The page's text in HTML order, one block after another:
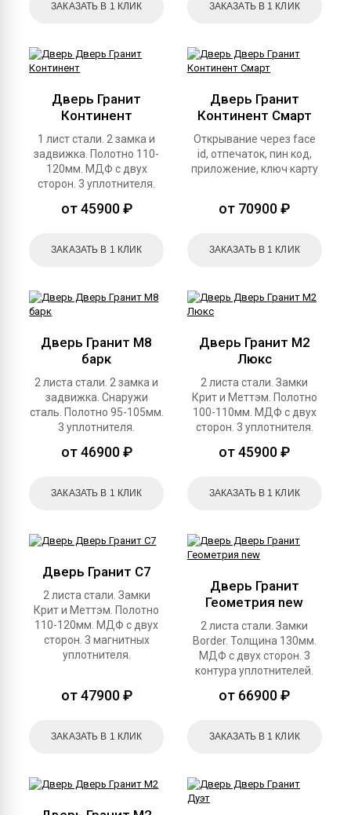
ЗАКАЗАТЬ В 1 КЛИК ЗАКАЗАТЬ В 1 КЛИК
Дверь Гранит
Континент
1 лист стали. 2 замка и
задвижка. Полотно 110-
120мм. МДФ с двух
сторон. 3 уплотнителя.
от 45900 ₽
ЗАКАЗАТЬ В 1 КЛИК
Дверь Гранит
Континент Смарт
Открывание через face
id, отпечаток, пин код,
приложение, ключ карту
от 70900 ₽
ЗАКАЗАТЬ В 1 КЛИК
Дверь Гранит М8
барк
2 листа стали. 2 замка и
задвижка. Снаружи
сталь. Полотно 95-105мм.
3 уплотнителя.
от 46900 ₽
ЗАКАЗАТЬ В 1 КЛИК
Дверь Гранит М2
Люкс
2 листа стали. Замки
Крит и Меттэм. Полотно
100-110мм. МДФ с двух
сторон. 3 уплотнителя.
от 45900 ₽
ЗАКАЗАТЬ В 1 КЛИК
Дверь Гранит C7
2 листа стали. Замки
Крит и Меттэм. Полотно
110-120мм. МДФ с двух
сторон. 3 магнитных
уплотнителя.
от 47900 ₽
ЗАКАЗАТЬ В 1 КЛИК
Дверь Гранит
Геометрия new
2 листа стали. Замки
Border. Толщина 130мм.
МДФ с двух сторон. 3
контура уплотнителей.
от 66900 ₽
ЗАКАЗАТЬ В 1 КЛИК